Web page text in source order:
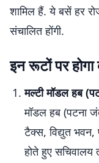
शामिल हैं. ये बसें हर
संचालित होंगी.
इन रूटों पर
मल्टी मॉडल हब
मॉडल हब (पटना
टैक्स, विद्युत भवन,
होते हुए